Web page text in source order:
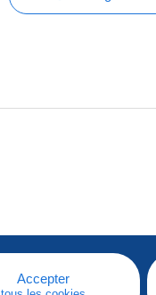
Accepter